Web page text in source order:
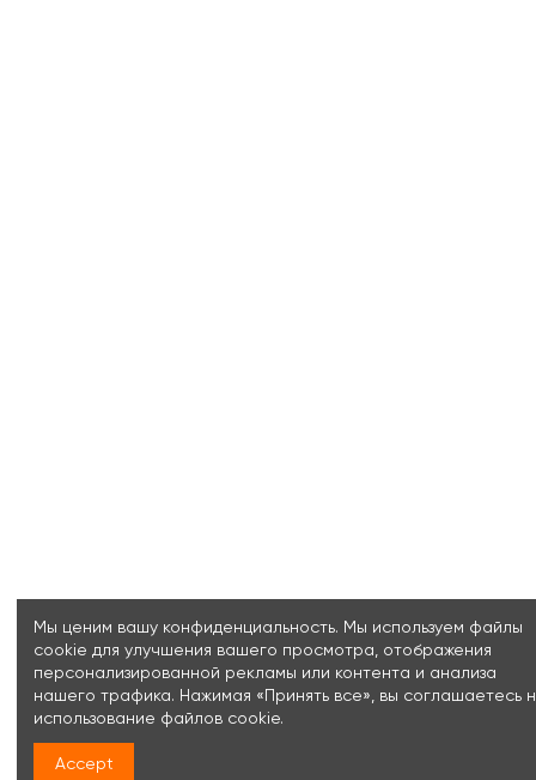
Мы ценим вашу конфиденциальность. Мы используем файлы
cookie для улучшения вашего просмотра, отображения
персонализированной рекламы или контента и анализа
нашего трафика. Нажимая «Принять все», вы соглашаетесь
использование файлов cookie.
Accept